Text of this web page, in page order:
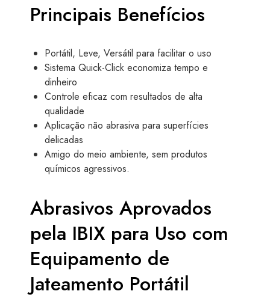
Principais Benefícios
Portátil, Leve, Versátil para facilitar o uso
Sistema Quick-Click economiza tempo e
dinheiro
Controle eficaz com resultados de alta
qualidade
Aplicação não abrasiva para superfícies
delicadas
Amigo do meio ambiente, sem produtos
químicos agressivos.
Abrasivos Aprovados
pela IBIX para Uso com
Equipamento de
Jateamento Portátil